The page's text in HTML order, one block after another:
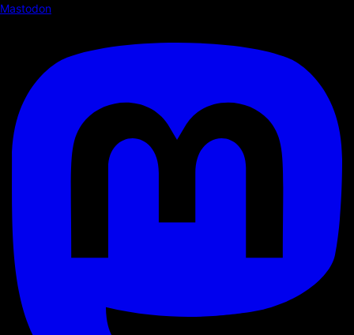
Mastodon